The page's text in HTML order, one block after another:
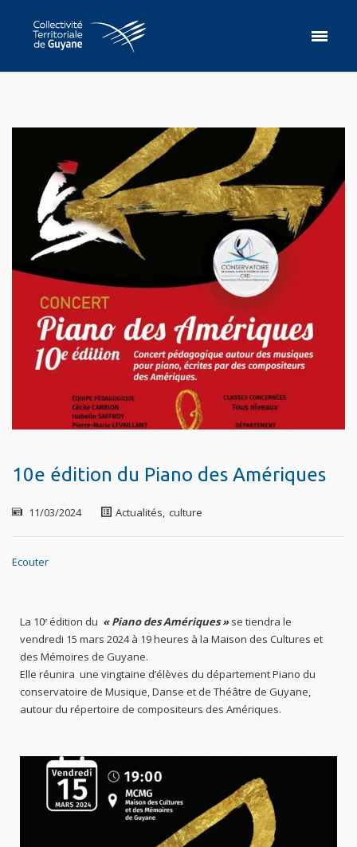
10e édition du Piano des Amériques
11/03/2024 Actualités, culture
Ecouter
La 10ᵉ édition du « Piano des Amériques »se tiendra le
vendredi 15 mars 2024 à 19 heures à la Maison des Cultures et
des Mémoires de Guyane.
Elle réunira une vingtaine d’élèves du département Piano du
conservatoire de Musique, Danse et de Théâtre de Guyane,
autour du répertoire de compositeurs des Amériques.